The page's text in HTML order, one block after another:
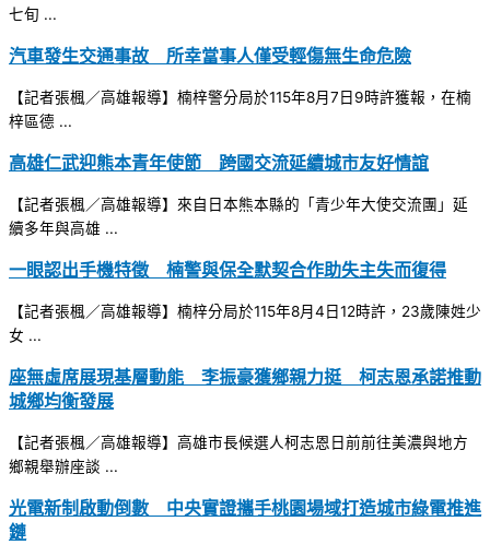
七旬 ...
汽車發生交通事故 所幸當事人僅受輕傷無生命危險
【記者張楓／高雄報導】楠梓警分局於115年8月7日9時許獲報，在楠
梓區德 ...
高雄仁武迎熊本青年使節 跨國交流延續城市友好情誼
【記者張楓／高雄報導】來自日本熊本縣的「青少年大使交流團」延
續多年與高雄 ...
一眼認出手機特徵 楠警與保全默契合作助失主失而復得
【記者張楓／高雄報導】楠梓分局於115年8月4日12時許，23歲陳姓少
女 ...
座無虛席展現基層動能 李振豪獲鄉親力挺 柯志恩承諾推動
城鄉均衡發展
【記者張楓／高雄報導】高雄市長候選人柯志恩日前前往美濃與地方
鄉親舉辦座談 ...
光電新制啟動倒數 中央實證攜手桃園場域打造城市綠電推進
鏈